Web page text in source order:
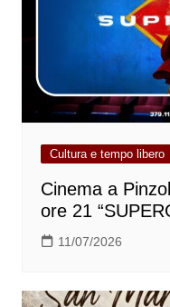
Cultura e tempo libero
Cinema a
ore 21
11/07/2026